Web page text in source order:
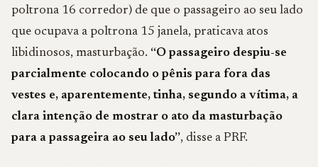
poltrona 16 corredor) de que o passageiro ao seu lado
que ocupava a poltrona 15 janela, praticava atos
libidinosos, masturbação. “O passageiro despiu-se
parcialmente colocando o pênis para fora das
vestes e, aparentemente, tinha, segundo a vítima, a
clara intenção de mostrar o ato da masturbação
para a passageira ao seu lado”, disse a PRF.